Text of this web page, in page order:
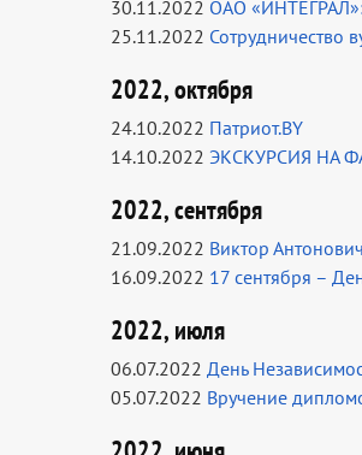
30.11.2022 ОАО
25.11.2022 Сотрудничество
2022, октября
24.10.2022 Патриот.BY
14.10.2022 ЭКСКУРСИЯ НА
2022, сентября
21.09.2022 Виктор
16.09.2022 17 сентября –
2022, июля
06.07.2022 День
05.07.2022 Вручение